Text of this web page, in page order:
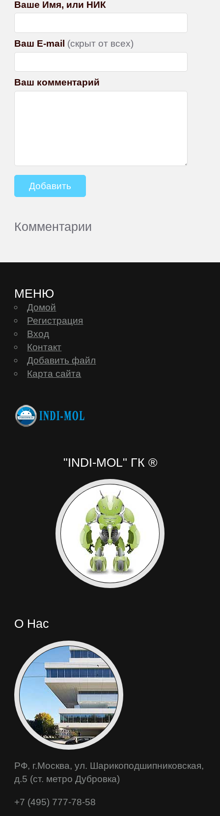
Ваше Имя, или НИК
Ваш E-mail (скрыт от всех)
Ваш комментарий
Комментарии
МЕНЮ
Домой
Регистрация
Вход
Контакт
Добавить файл
Карта сайта
"INDI-MOL" ГК ®
О Нас
РФ, г.Москва, ул. Шарикоподшипниковская,
д.5 (ст. метро Дубровка)
+7 (495) 777-78-58